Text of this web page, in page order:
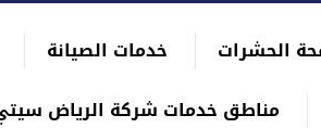
الحشرات خدمات الصيانة
مناطق خدمات شركة الرياض